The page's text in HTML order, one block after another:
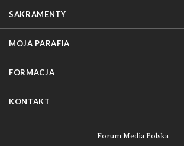
SAKRAMENTY
MOJA PARAFIA
FORMACJA
KONTAKT
Forum Media Polska